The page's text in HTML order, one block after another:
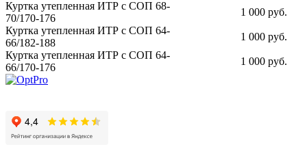
Куртка утепленная ИТР c СОП 68-
70/170-176
1 000 руб.
Куртка утепленная ИТР c СОП 64-
66/182-188
1 000 руб.
Куртка утепленная ИТР c СОП 64-
66/170-176
1 000 руб.